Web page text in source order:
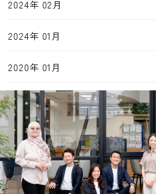
2024年 02月
2024年 01月
2020年 01月